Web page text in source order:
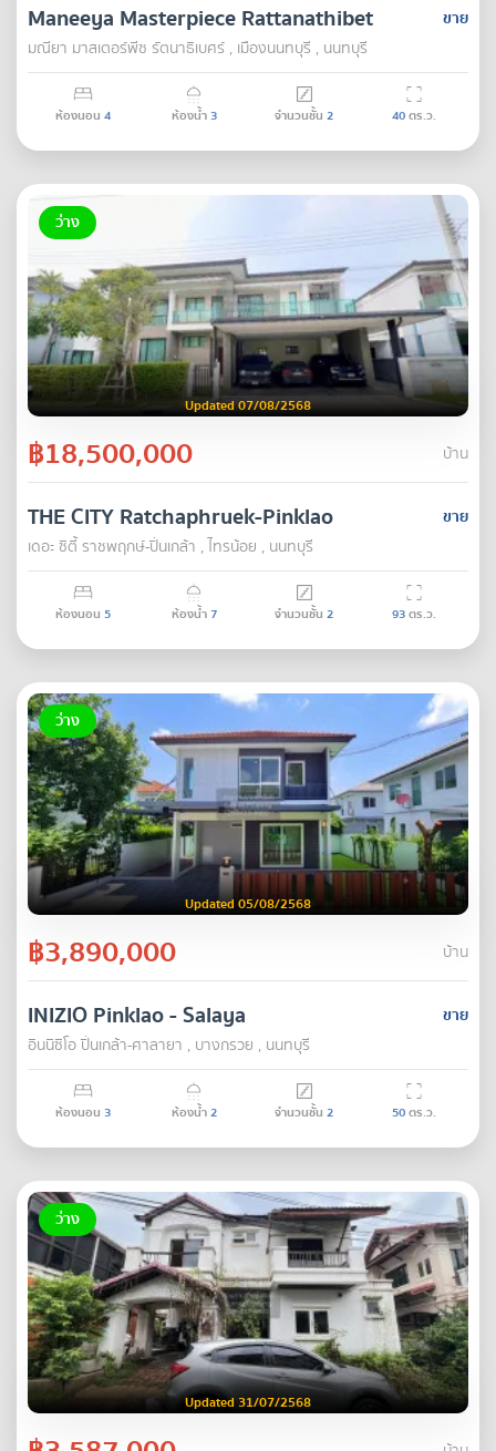
ขาย
Maneeya Masterpiece Rattanathibet
มณียา มาสเตอร์พีซ รัตนาธิเบศร์ , เมืองนนทบุรี , นนทบุรี
ห้องนอน 4 ห้องน้ำ3 จำนวนชั้น 2 40ตร.ว.
ว่าง
Updated 07/08/2568
฿18,500,000 บ้าน
ขาย
THE CITY Ratchaphruek-Pinklao
เดอะ ซิตี้ ราชพฤกษ์-ปิ่นเกล้า , ไทรน้อย , นนทบุรี
ห้องนอน 5 ห้องน้ำ7 จำนวนชั้น 2 93ตร.ว.
ว่าง
Updated 05/08/2568
฿3,890,000 บ้าน
ขาย
INIZIO Pinklao - Salaya
อินนิซิโอ ปิ่นเกล้า-ศาลายา , บางกรวย , นนทบุรี
ห้องนอน 3 ห้องน้ำ2 จำนวนชั้น 2 50ตร.ว.
ว่าง
Updated 31/07/2568